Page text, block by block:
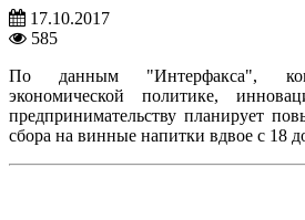
17.10.2017
585
По данным "Интерфакса",
экономической политике,
предпринимательству планирует
сбора на винные напитки вдвое с 18